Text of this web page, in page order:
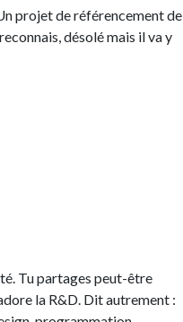
projet de référencement de
désolé mais il va y
Tu partages peut-être
la R&D. Dit autrement :